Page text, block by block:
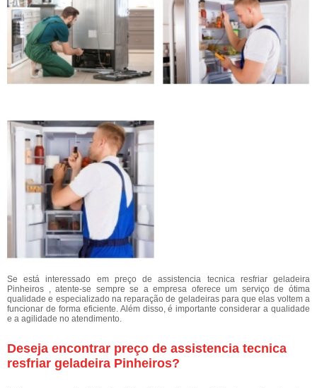
Se está interessado em preço de assistencia tecnica resfriar geladeira
Pinheiros , atente-se sempre se a empresa oferece um serviço de ótima
qualidade e especializado na reparação de geladeiras para que elas voltem a
funcionar de forma eficiente. Além disso, é importante considerar a qualidade
e a agilidade no atendimento.
Deseja encontrar preço de assistencia tecnica
resfriar geladeira Pinheiros?